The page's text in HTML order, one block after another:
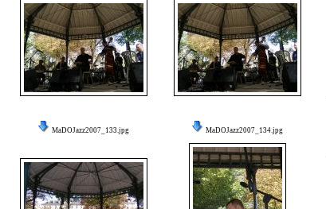
MaDOJazz2007_133.jpg MaDOJazz2007_134.jpg